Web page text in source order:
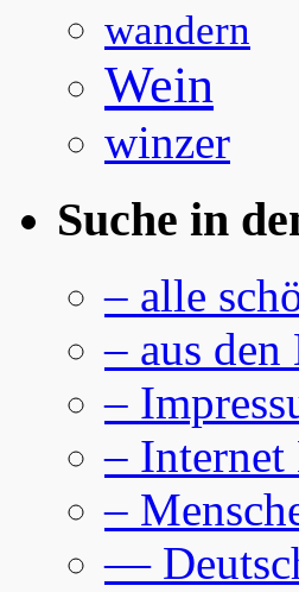
wandern
Wein
winzer
Suche in
– alle
– aus
–
– Internet
–
—